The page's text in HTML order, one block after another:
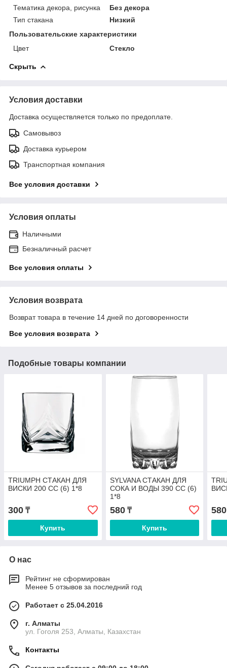
Тематика декора, рисунка
Без декора
Тип стакана
Низкий
Пользовательские характеристики
Цвет
Стекло
Скрыть
Условия доставки
Доставка осуществляется только по предоплате.
Самовывоз
Доставка курьером
Транспортная компания
Все условия доставки
Условия оплаты
Наличными
Безналичный расчет
Все условия оплаты
Условия возврата
Возврат товара в течение 14 дней по договоренности
Все условия возврата
Подобные товары компании
TRIUMPH СТАКАН ДЛЯ
ВИСКИ 200 CC (6) 1*8
300 ₸
Купить
SYLVANA СТАКАН ДЛЯ
СОКА И ВОДЫ 390 CC (6)
1*8
580₸
Купить
580
О нас
Рейтинг не сформирован
Менее 5 отзывов за последний год
Работает с 25.04.2016
г. Алматы
ул. Гоголя 253, Алматы, Казахстан
Контакты